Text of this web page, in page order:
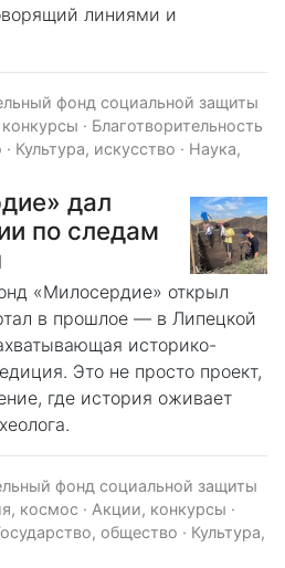
линиями и
фонд социальной защиты
· Благотворительность
· Культура, искусство · Наука,
дал
по следам
«Милосердие» открыл
в прошлое — в Липецкой
историко-
Это не просто проект,
где история оживает
фонд социальной защиты
космос · Акции, конкурсы ·
общество · Культура,